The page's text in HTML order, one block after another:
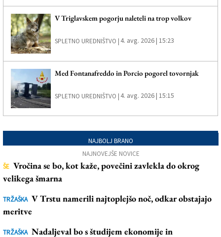
V Triglavskem pogorju naleteli na trop volkov
SPLETNO UREDNIŠTVO |4. avg. 2026 | 15:23
Med Fontanafreddo in Porcio pogorel tovornjak
SPLETNO UREDNIŠTVO |4. avg. 2026 | 15:15
NAJBOLJ BRANO
NAJNOVEJŠE NOVICE
ŠE Vročina se bo, kot kaže, povečini zavlekla do okrog
velikega šmarna
TRŽAŠKA V Trstu namerili najtoplejšo noč, odkar obstajajo
meritve
TRŽAŠKA Nadaljeval bo s študijem ekonomije in